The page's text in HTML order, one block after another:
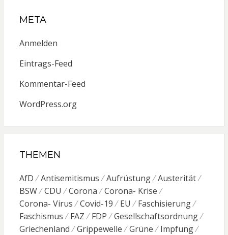
META
Anmelden
Eintrags-Feed
Kommentar-Feed
WordPress.org
THEMEN
AfD Antisemitismus Aufrüstung
Austerität
BSW
CDU Corona
Corona- Krise
Corona- Virus
Covid-19 EU
Faschisierung
Faschismus
FAZ FDP
Gesellschaftsordnung
Griechenland
Grippewelle Grüne
Impfung